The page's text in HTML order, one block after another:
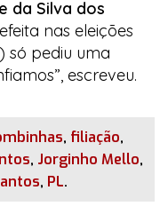
da Silva dos
nas eleições
só pediu uma
escreveu.
, filiação,
, Jorginho Mello,
, PL.